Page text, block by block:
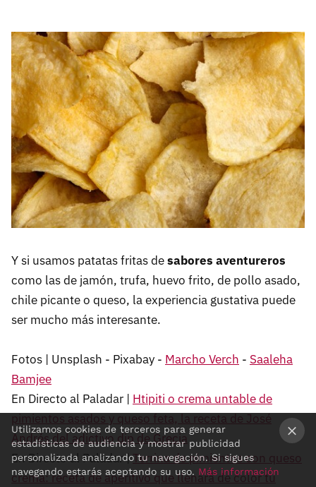
Y si usamos patatas fritas desabores aventureros
como las de jamón, trufa, huevo frito, de pollo asado,
chile picante o queso, la experiencia gustativa puede
ser mucho más interesante.
Fotos | Unsplash - Pixabay - Marcho Verch - Saaleha
Bamjee
En Directo al Paladar | Htipiti o crema untable de
pimientos asados y queso feta, la receta de José
Andrés del adictivo dip de Grecia
En Directo al Paladar |Terrina de pimientos con queso
crema: receta de aperitivo que llenará de color tu
×
Utilizamos cookies de terceros para generar
estadísticas de audiencia y mostrar publicidad
personalizada analizando tu navegación. Si sigues
navegando estarás aceptando su uso. Más información